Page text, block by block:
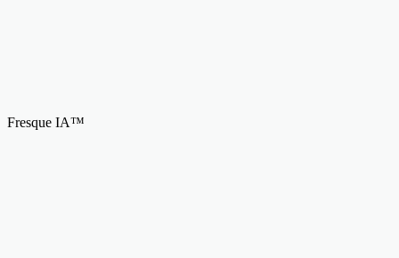
Fresque IA™